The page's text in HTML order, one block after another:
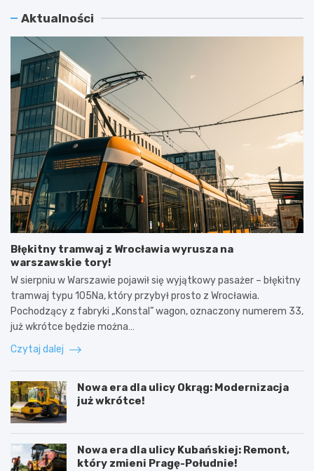
Aktualności
Błękitny tramwaj z Wrocławia wyrusza na
warszawskie tory!
W sierpniu w Warszawie pojawił się wyjątkowy pasażer – błękitny
tramwaj typu 105Na, który przybył prosto z Wrocławia.
Pochodzący z fabryki „Konstal” wagon, oznaczony numerem 33,
już wkrótce będzie można…
Czytaj dalej
Nowa era dla ulicy Okrąg: Modernizacja
już wkrótce!
Nowa era dla ulicy Kubańskiej: Remont,
który zmieni Pragę-Południe!